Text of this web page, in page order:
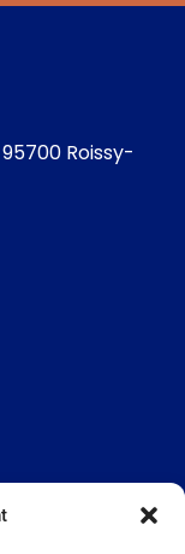
Roissy-
l’intégration des